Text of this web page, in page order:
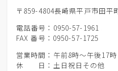
〒859-4804長崎県平戸市田平
電話番号：0950-57-1961
FAX 番号：0950-57-1725
営業時間：午前8時〜午後17時
休 日：土日祝日その他